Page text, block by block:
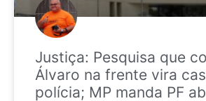
Justiça: Pesquisa que
Álvaro na frente vira
polícia; MP manda PF